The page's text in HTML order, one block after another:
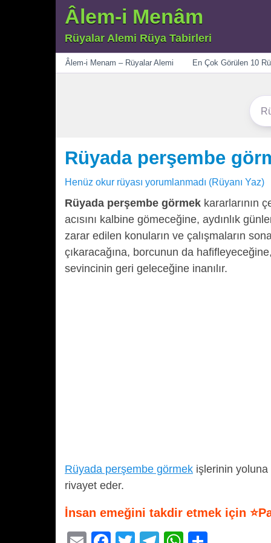
Âlem-i Menâm
Rüyalar Alemi Rüya Tabirleri
Menü
Âlem-i Menam – Rüyalar Alemi En Çok Görülen 10
Rüyada perşembe
Henüz okur rüyası yorumlanmadı (Rüyanı Yaz)
Rüyada perşembe görmek kararlarının
acısını kalbine gömeceğine, aydınlık
zarar edilen konuların ve çalışmaların
çıkaracağına, borcunun da
sevincinin geri geleceğine inanılır.
Rüyada perşembe görmek işlerinin
rivayet eder.
İnsan emeğini takdir etmek için